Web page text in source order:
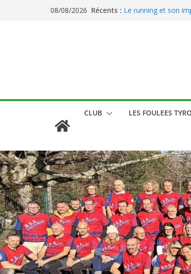
08/08/2026 Récents : Le running et son
CLUB LES FOULEES